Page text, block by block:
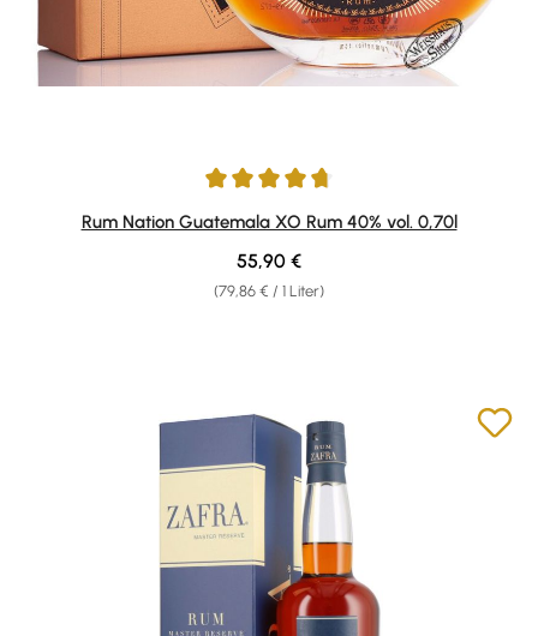
Durchschnittliche Bewertung von 4.8 von 5 Sternen
Rum Nation Guatemala XO Rum 40% vol. 0,70l
(79,86 € / 1 Liter)
Regulärer Preis:
55,90 €